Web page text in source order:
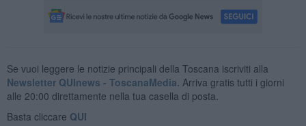
Se vuoi leggere le notizie principali della Toscana iscriviti alla
Newsletter QUInews - ToscanaMedia. Arriva gratis tutti i giorni
alle 20:00 direttamente nella tua casella di posta.
Basta cliccare QUI